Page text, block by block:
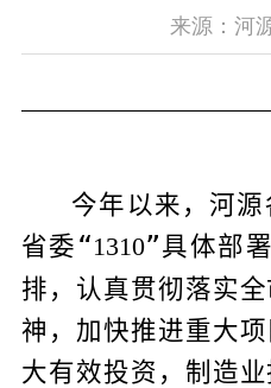
来源：河
今年以来，河
省委“1310”具体部
排，认真贯彻落实
神，加快推进重大
大有效投资，制造